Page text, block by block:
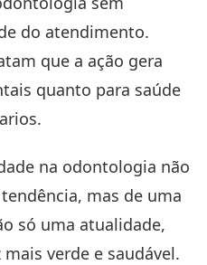
do atendimento.
que a ação gera
quanto para saúde
na odontologia não
mas de uma
só uma atualidade,
verde e saudável.